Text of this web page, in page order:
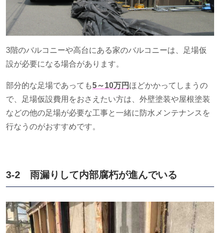
3階のバルコニーや高台にある家のバルコニーは、足場仮
設が必要になる場合があります。
部分的な足場であっても5～10万円 ほどかかってしまうの
で、足場仮設費用をおさえたい方は、外壁塗装や屋根塗装
などの他の足場が必要な工事と一緒に防水メンテナンスを
行なうのがおすすめです。
3-2 雨漏りして内部腐朽が進んでいる